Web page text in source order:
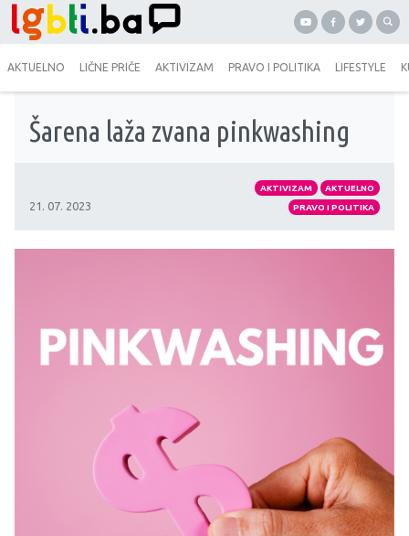
AKTUELNO LIČNE PRIČE AKTIVIZAM PRAVO I POLITIKA LIFESTYLE
Šarena laža zvana pinkwashing
21. 07. 2023
AKTIVIZAM
AKTUELNO
PRAVO I POLITIKA